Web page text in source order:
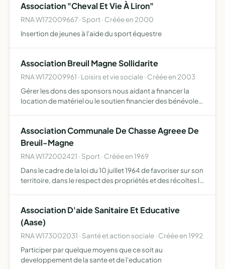
Association "Cheval Et Vie À Liron"
RNA W172009667 · Sport · Créée en 2000
Insertion de jeunes à l'aide du sport équestre
Association Breuil Magne Sollidarite
RNA W172009961 · Loisirs et vie sociale · Créée en 2003
Gérer les dons des sponsors nous aidant a financer la
location de matériel ou le soutien financier des bénévoles
Association Communale De Chasse Agreee De
Breuil-Magne
RNA W172002421 · Sport · Créée en 1969
Dans le cadre de la loi du 10 juillet 1964 de favoriser sur son
territoire, dans le respect des propriétés et des récoltes la
Association D'aide Sanitaire Et Educative
(Aase)
RNA W173002031 · Santé et action sociale · Créée en 1992
Participer par quelque moyens que ce soit au
developpement de la sante et de l'education